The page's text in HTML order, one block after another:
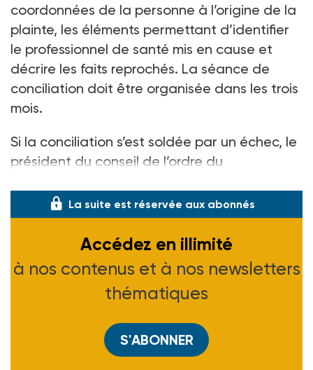
coordonnées de la personne à l’origine de la
plainte, les éléments permettant d’identifier
le professionnel de santé mis en cause et
décrire les faits reprochés. La séance de
conciliation doit être organisée dans les trois
mois.
Si la conciliation s’est soldée par un échec, le
président du conseil de l’ordre du
La suite est réservée aux abonnés
Accédez en illimité
à nos contenus et à nos newsletters
thématiques
S'ABONNER